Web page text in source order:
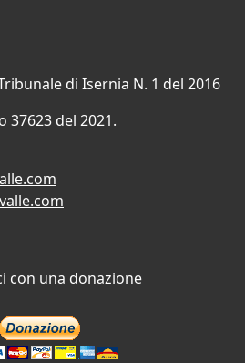
di Isernia N. 1 del 2016
37623 del 2021.
con una donazione